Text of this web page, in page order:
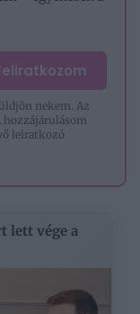
nekem. Az
hozzájárulásom
leiratkozó
lett vége a